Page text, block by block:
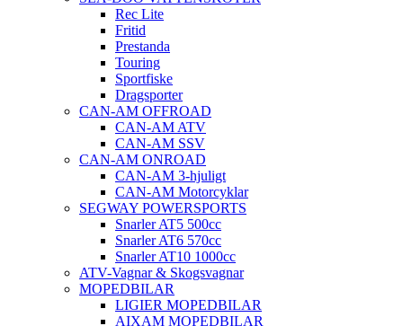
Rec Lite
Fritid
Prestanda
Touring
Sportfiske
Dragsporter
CAN-AM OFFROAD
CAN-AM ATV
CAN-AM SSV
CAN-AM ONROAD
CAN-AM 3-hjuligt
CAN-AM Motorcyklar
SEGWAY POWERSPORTS
Snarler AT5 500cc
Snarler AT6 570cc
Snarler AT10 1000cc
ATV-Vagnar & Skogsvagnar
MOPEDBILAR
LIGIER MOPEDBILAR
AIXAM MOPEDBILAR